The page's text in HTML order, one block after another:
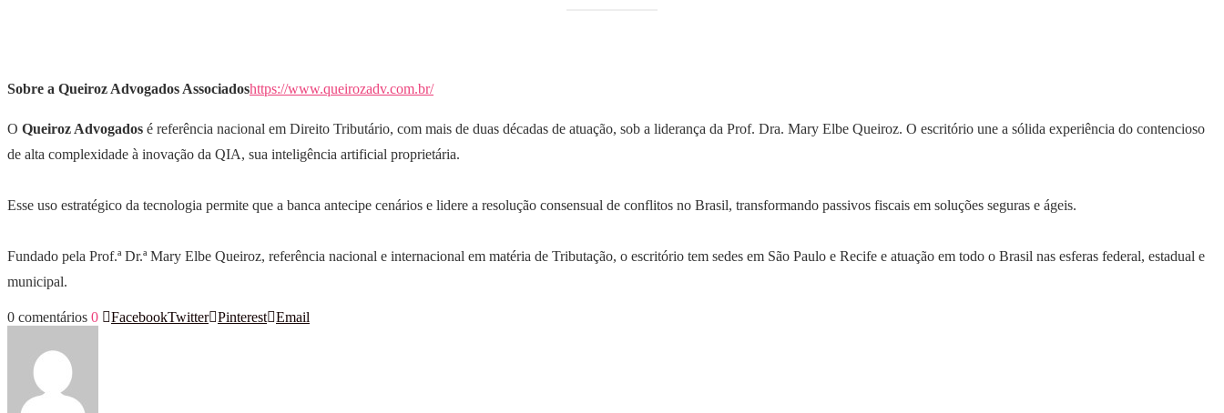
Sobre a Queiroz Advogados Associadoshttps://www.queirozadv.com.br/
O Queiroz Advogados é referência nacional em Direito Tributário, com mais de duas décadas de atuação, sob a liderança da Prof. Dra. Mary Elbe Queiroz. O escritório une a sólida experiência do contencioso
de alta complexidade à inovação da QIA, sua inteligência artificial proprietária.
Esse uso estratégico da tecnologia permite que a banca antecipe cenários e lidere a resolução consensual de conflitos no Brasil, transformando passivos fiscais em soluções seguras e ágeis.
Fundado pela Prof.ª Dr.ª Mary Elbe Queiroz, referência nacional e internacional em matéria de Tributação, o escritório tem sedes em São Paulo e Recife e atuação em todo o Brasil nas esferas federal, estadual e
municipal.
0 comentários 0 FacebookTwitter Pinterest Email